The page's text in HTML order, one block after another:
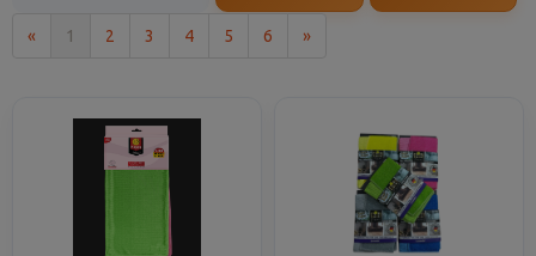
« 1 2 3 4 5 6 »Son